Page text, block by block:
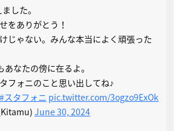
した。
をありがとう！
じゃない。みんな本当によく頑張った
なたの傍に在るよ。
フォニのこと思い出してね♪
#スタフォニ pic.twitter.com/3ogzo9ExOk
June 30, 2024